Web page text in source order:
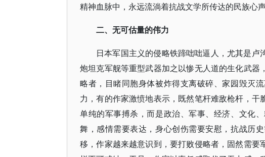
精神血脉中，永远流淌着抗战文学所传达的民族心声
二、无可估量的伟力
日本军国主义的侵略铁蹄咄咄逼人，尤其是
炮坦克军舰等重型武器加之以惨无人道的生化武
略者，目睹同胞身体被炸得支离破碎、家园毁灭
力，有的作家激愤地表示，既然笔杆难敌枪杆，
单纯的军事搏杀，而是政治、军事、经济、文化
舞，感情需要表达，身心创伤需要安慰，抗战历
移，作家越来越意识到，要打败侵略者，固然需要